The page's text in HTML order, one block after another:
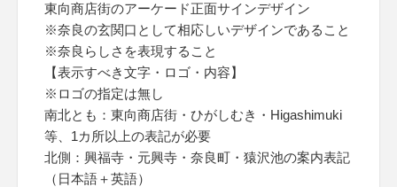
東向商店街のアーケード正面サインデザイン
※奈良の玄関口として相応しいデザインであること
※奈良らしさを表現すること
【表示すべき文字・ロゴ・内容】
※ロゴの指定は無し
南北とも：東向商店街・ひがしむき・Higashimuki
等、1カ所以上の表記が必要
北側：興福寺・元興寺・奈良町・猿沢池の案内表記
（日本語＋英語）